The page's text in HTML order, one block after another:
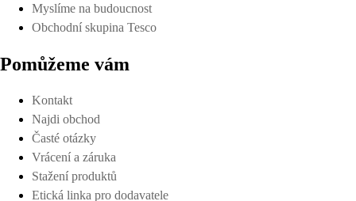
Myslíme na budoucnost
Obchodní skupina Tesco
Pomůžeme vám
Kontakt
Najdi obchod
Časté otázky
Vrácení a záruka
Stažení produktů
Etická linka pro dodavatele